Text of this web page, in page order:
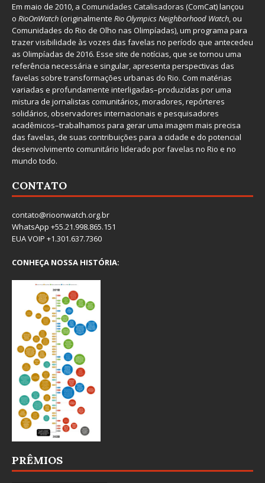
Em maio de 2010, a Comunidades Catalisadoras (ComCat) lançou
o RioOnWatch(originalmente Rio Olympics Neighborhood Watch , ou
Comunidades do Rio de Olho nas Olimpíadas), um programa para
trazer visibilidade às vozes das favelas no período que antecedeu
as Olimpíadas de 2016. Esse site de notícias, que se tornou uma
referência necessária e singular, apresenta perspectivas das
favelas sobre transformações urbanas do Rio. Com matérias
variadas e profundamente interligadas–produzidas por uma
mistura de jornalistas comunitários, moradores, repórteres
solidários, observadores internacionais e pesquisadores
acadêmicos–trabalhamos para gerar uma imagem mais precisa
das favelas, de suas contribuições para a cidade e do potencial
desenvolvimento comunitário liderado por favelas no Rio e no
mundo todo.
CONTATO
contato@rioonwatch.org.br
WhatsApp +55.21.998.865.151
EUA VOIP +1.301.637.7360
CONHEÇA NOSSA HISTÓRIA:
PRÊMIOS